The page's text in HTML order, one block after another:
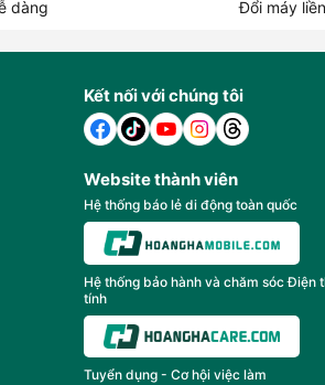
dàng Đổi máy liền
Kết nối với chúng tôi
Website thành viên
Hệ thống báo lẻ di động toàn quốc
Hệ thống bảo hành và chăm sóc Điện
tính
Tuyển dụng - Cơ hội việc làm